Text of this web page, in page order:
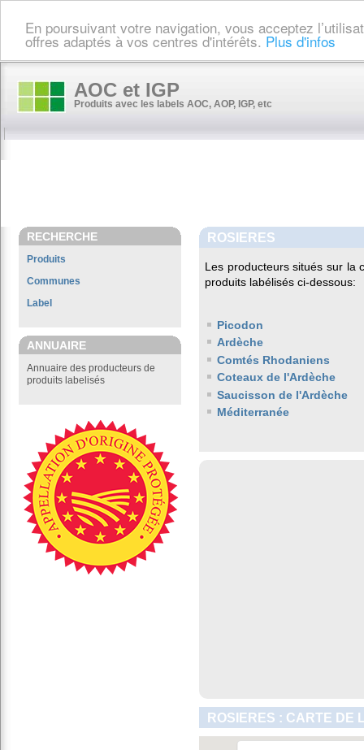
En poursuivant votre navigation, vous acceptez
offres adaptés à vos centres d'intérêts. Plus d'infos
AOC et IGP
Produits avec les labels AOC, AOP, IGP, etc
RECHERCHE
Produits
Communes
Label
ANNUAIRE
Annuaire des producteurs de
produits labelisés
ROSIERES
Les producteurs situés sur la
produits labélisés ci-dessous:
Picodon
Ardèche
Comtés Rhodaniens
Coteaux de l'Ardèche
Saucisson de l'Ardèche
Méditerranée
ROSIERES : CARTE DE